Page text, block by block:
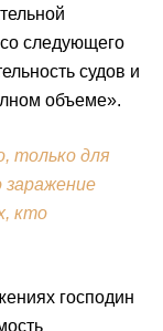
со следующего
судов и
объеме».
только для
заражение
кто
господин